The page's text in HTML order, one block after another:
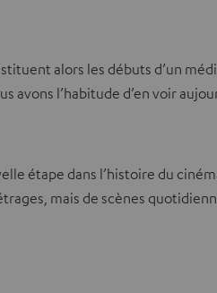
alors les débuts d’un
l’habitude d’en voir
étape dans l’histoire du
mais de scènes